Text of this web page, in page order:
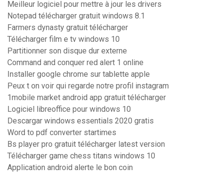
Meilleur logiciel pour mettre à jour les drivers
Notepad télécharger gratuit windows 8.1
Farmers dynasty gratuit télécharger
Télécharger film e tv windows 10
Partitionner son disque dur externe
Command and conquer red alert 1 online
Installer google chrome sur tablette apple
Peux t on voir qui regarde notre profil instagram
1mobile market android app gratuit télécharger
Logiciel libreoffice pour windows 10
Descargar windows essentials 2020 gratis
Word to pdf converter startimes
Bs player pro gratuit télécharger latest version
Télécharger game chess titans windows 10
Application android alerte le bon coin